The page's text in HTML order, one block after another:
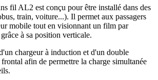
fil AL2 est conçu pour être installé dans des
train, voiture...). Il permet aux passagers
mobile tout en visionnant un film par
à sa position verticale.
chargeur à induction et d'un double
afin de permettre la charge simultanée